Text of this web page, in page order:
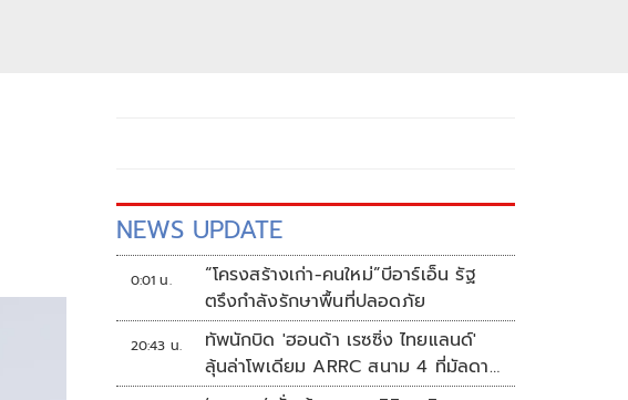
NEWS UPDATE
0:01 น.
“โครงสร้างเก่า-คนใหม่”บีอาร์เอ็น รัฐ
ตรึงกำลังรักษาพื้นที่ปลอดภัย
20:43 น.
ทัพนักบิด 'ฮอนด้า เรซซิ่ง ไทยแลนด์'
ลุ้นล่าโพเดียม ARRC สนาม 4 ที่มัลดาลิ
กา